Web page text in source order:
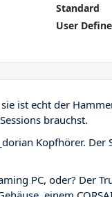
Standard
User Define
ist echt der
brauchst.
Kopfhörer. Der
PC, oder? Der